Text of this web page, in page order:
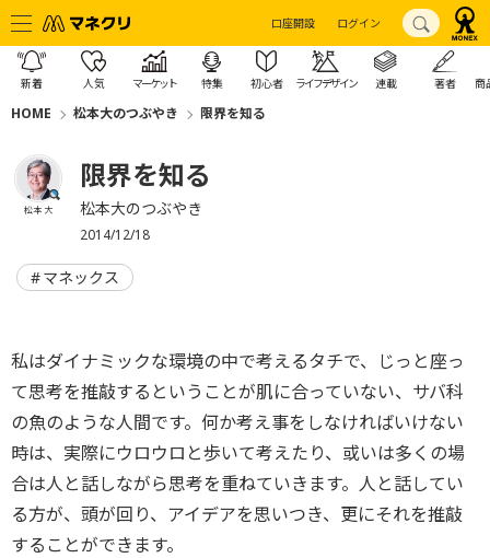
口座開設 ログイン
新着 人気 マーケット 特集 初心者 ライフデザイン 連載 著者 商
HOME 松本大のつぶやき 限界を知る
松本 大
限界を知る
松本大のつぶやき
2014/12/18
マネックス
私はダイナミックな環境の中で考えるタチで、じっと座っ
て思考を推敲するということが肌に合っていない、サバ科
の魚のような人間です。何か考え事をしなければいけない
時は、実際にウロウロと歩いて考えたり、或いは多くの場
合は人と話しながら思考を重ねていきます。人と話してい
る方が、頭が回り、アイデアを思いつき、更にそれを推敲
することができます。